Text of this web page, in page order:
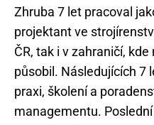
Zhruba 7 let pracoval
projektant ve
ČR, tak i v zahraničí,
působil. Následujících 7
praxi, školení a
managementu.